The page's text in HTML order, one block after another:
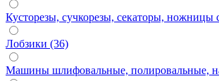
Кусторезы, сучкорезы, секаторы, ножницы
Лобзики (36)
Машины шлифовальные, полировальные,